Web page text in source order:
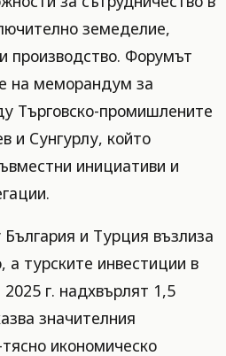
земеделие,
производство. Форумът
на меморандум за
Търговско-промишлените
и Сунгурлу, който
инициативи и
и Турция възлиза
а турските инвестиции в
г. надхвърлят 1,5
значителния
икономическо